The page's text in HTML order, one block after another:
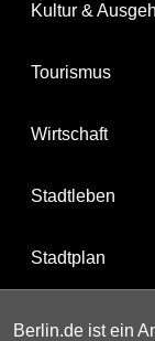
Kultur &
Tourismus
Wirtschaft
Stadtleben
Stadtplan
Berlin.de ist ein